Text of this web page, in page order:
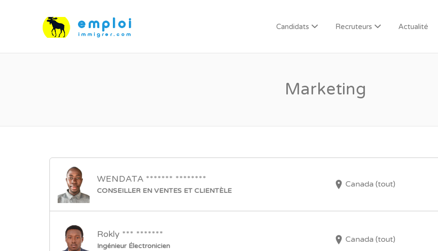
Candidats Recruteurs Actualité
Marketing
WENDATA ******* ********
CONSEILLER EN VENTES ET CLIENTÈLE
Canada (tout)
Rokly *** *******
Ingénieur Électronicien
Canada (tout)